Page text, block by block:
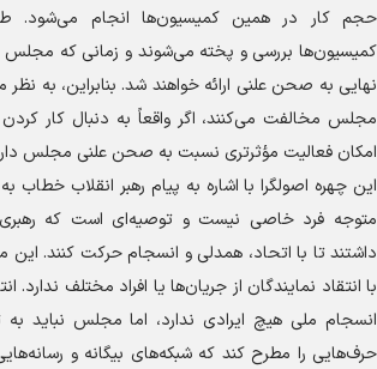
حجم کار در همین کمیسیون‌ها انجام می‌شود.
کمیسیون‌ها بررسی و پخته می‌شوند و زمانی که مجلس
نهایی به صحن علنی ارائه خواهند شد. بنابراین، به
مجلس مخالفت می‌کنند، اگر واقعاً به دنبال کار
امکان فعالیت مؤثرتری نسبت به صحن علنی مجلس
این چهره اصولگرا با اشاره به پیام رهبر انقلاب
متوجه فرد خاصی نیست و توصیه‌ای است که
داشتند تا با اتحاد، همدلی و انسجام حرکت کنند.
با انتقاد نمایندگان از جریان‌ها یا افراد مختلف ندارد.
انسجام ملی هیچ ایرادی ندارد، اما مجلس نباید
حرف‌هایی را مطرح کند که شبکه‌های بیگانه و رسانه‌هایی